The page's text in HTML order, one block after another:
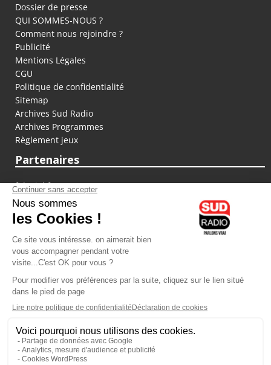
Dossier de presse
QUI SOMMES-NOUS ?
Comment nous rejoindre ?
Publicité
Mentions Légales
CGU
Politique de confidentialité
Sitemap
Archives Sud Radio
Archives Programmes
Règlement jeux
Partenaires
fiducial.fr
lyoncapitale.fr
olympique-et-lyonnais.com
L'application Iphone / Android
Téléchargez l'application
Les cookies
Gestion des cookies
Crédit photos : ©Sud Radio / Pierre Olivier